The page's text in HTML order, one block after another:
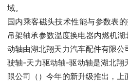
域。
国内乘客磁头技术性能与参数表
吊架轴承参数温度换电器内燃机
动轴由湖北翔天力汽车配件有限公
驶轴-天力驱动轴-驱动轴是湖北翔
限公司（）今年的新升级推出，